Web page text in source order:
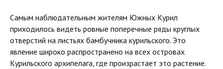
Самым наблюдательным жителям Южных Курил
приходилось видеть ровные поперечные ряды круглых
отверстий на листьях бамбучника курильского. Это
явление широко распространено на всех островах
Курильского архипелага, где произрастает это растение.